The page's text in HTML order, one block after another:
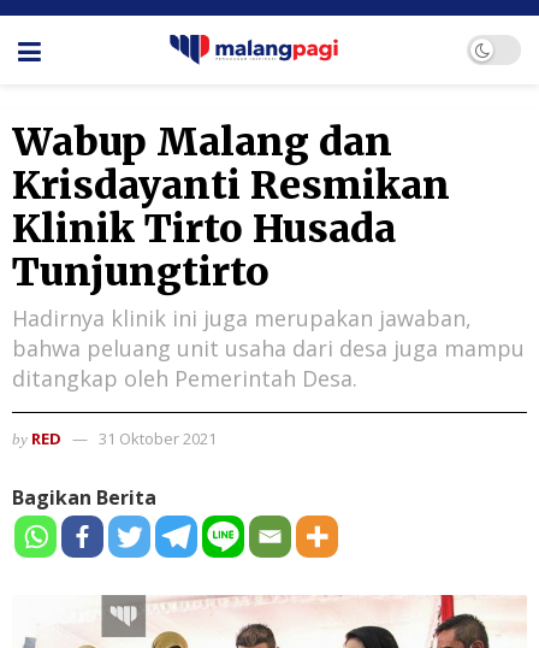
Wabup Malang dan
Krisdayanti Resmikan
Klinik Tirto Husada
Tunjungtirto
Hadirnya klinik ini juga merupakan jawaban,
bahwa peluang unit usaha dari desa juga mampu
ditangkap oleh Pemerintah Desa.
by RED 31 Oktober 2021
Bagikan Berita